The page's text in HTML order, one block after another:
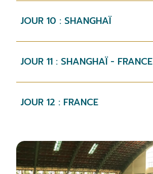
JOUR 10 : SHANGHAÏ
JOUR 11 : SHANGHAÏ - FRANCE
JOUR 12 : FRANCE